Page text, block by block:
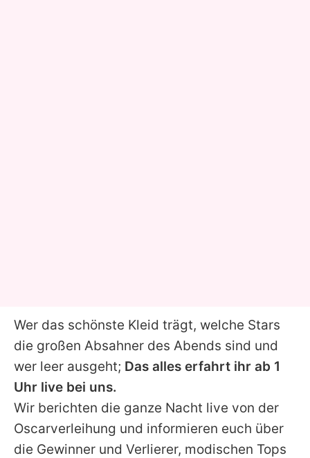
Wer das schönste Kleid trägt, welche Stars
die großen Absahner des Abends sind und
wer leer ausgeht; Das alles erfahrt ihr ab 1
Uhr live bei uns.
Wir berichten die ganze Nacht live von der
Oscarverleihung und informieren euch über
die Gewinner und Verlierer, modischen Tops